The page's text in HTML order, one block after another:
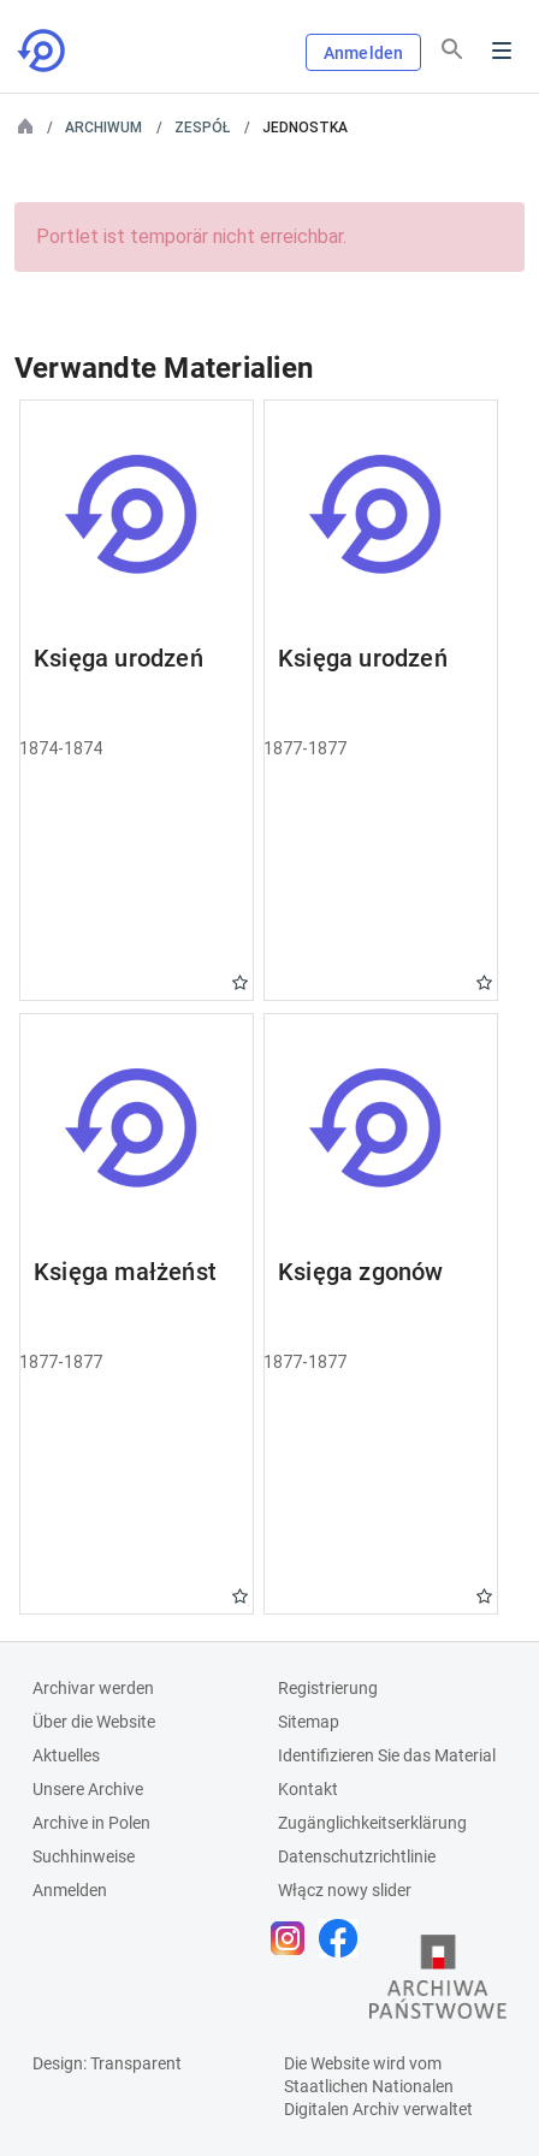
Anmelden
ARCHIWUM ZESPÓŁ JEDNOSTKA
Portlet ist temporär nicht erreichbar.
Verwandte Materialien
Księga urodzeń
1874-1874
Księga urodzeń
1877-1877
Księga małżeństw
1877-1877
Księga zgonów
1877-1877
Archivar werden
Über die Website
Aktuelles
Unsere Archive
Archive in Polen
Suchhinweise
Anmelden
Registrierung
Sitemap
Identifizieren Sie das Material
Kontakt
Zugänglichkeitserklärung
Datenschutzrichtlinie
Włącz nowy slider
Design: Transparent
Die Website wird vom
Staatlichen Nationalen
Digitalen Archivverwaltet